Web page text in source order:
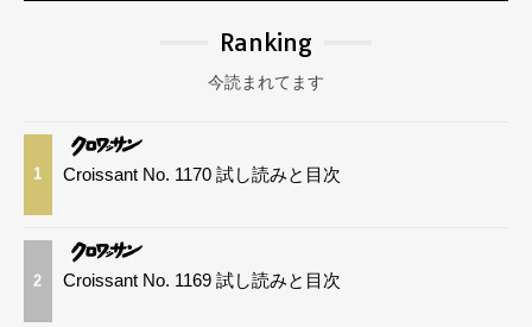
Ranking
今読まれてます
1 Croissant No. 1170 試し読みと目次
2 Croissant No. 1169 試し読みと目次